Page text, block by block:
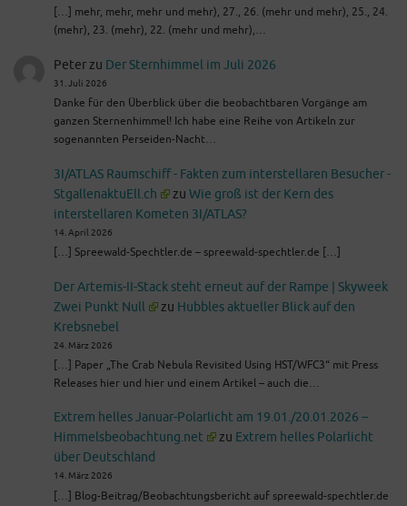
[…] mehr, mehr, mehr und mehr), 27., 26. (mehr und mehr), 25., 24.
(mehr), 23. (mehr), 22. (mehr und mehr),…
Peterzu Der Sternhimmel im Juli 2026
31. Juli 2026
Danke für den Überblick über die beobachtbaren Vorgänge am
ganzen Sternenhimmel! Ich habe eine Reihe von Artikeln zur
sogenannten Perseiden-Nacht…
3I/ATLAS Raumschiff - Fakten zum interstellaren Besucher -
StgallenaktuEll.ch
zu Wie groß ist der Kern des
interstellaren Kometen 3I/ATLAS?
14. April 2026
[…] Spreewald-Spechtler.de – spreewald-spechtler.de […]
Der Artemis-II-Stack steht erneut auf der Rampe | Skyweek
Zwei Punkt Null
zu Hubbles aktueller Blick auf den
Krebsnebel
24. März 2026
[…] Paper „The Crab Nebula Revisited Using HST/WFC3“ mit Press
Releases hier und hier und einem Artikel – auch die…
Extrem helles Januar-Polarlicht am 19.01./20.01.2026 –
Himmelsbeobachtung.net
zu Extrem helles Polarlicht
über Deutschland
14. März 2026
[…] Blog-Beitrag/Beobachtungsbericht auf spreewald-spechtler.de